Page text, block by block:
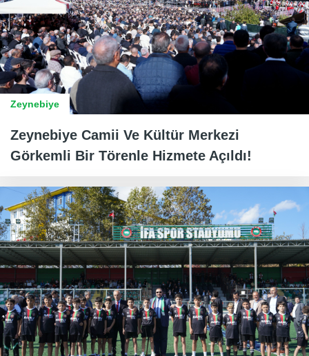
Zeynebiye
Zeynebiye Camii Ve Kültür Merkezi
Görkemli Bir Törenle Hizmete Açıldı!